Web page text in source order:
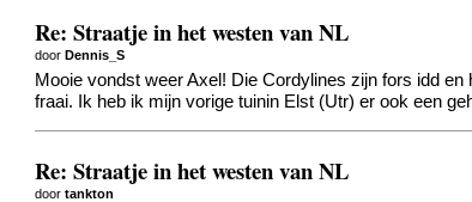
Re: Straatje in het westen van NL
doorDennis_S
Mooie vondst weer Axel! Die Cordylines zijn fors idd
fraai. Ik heb ik mijn vorige tuinin Elst (Utr) er ook een
Re: Straatje in het westen van NL
doortankton